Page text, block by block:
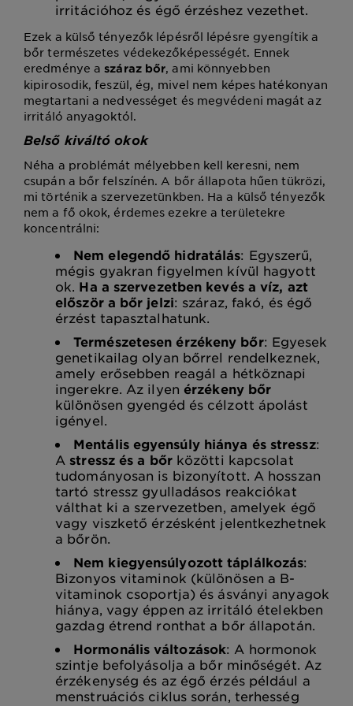
irritációhoz és égő érzéshez vezethet.
Ezek a külső tényezők lépésről lépésre gyengítik a
bőr természetes védekezőképességét. Ennek
eredménye aszáraz bőr, ami könnyebben
kipirosodik, feszül, ég, mivel nem képes hatékonyan
megtartani a nedvességet és megvédeni magát az
irritáló anyagoktól.
Belső kiváltó okok
Néha a problémát mélyebben kell keresni, nem
csupán a bőr felszínén. A bőr állapota hűen tükrözi,
mi történik a szervezetünkben. Ha a külső tényezők
nem a fő okok, érdemes ezekre a területekre
koncentrálni:
Nem elegendő hidratálás: Egyszerű,
mégis gyakran figyelmen kívül hagyott
ok. Ha a szervezetben kevés a víz, azt
először a bőr jelzi: száraz, fakó, és égő
érzést tapasztalhatunk.
Természetesen érzékeny bőr: Egyesek
genetikailag olyan bőrrel rendelkeznek,
amely erősebben reagál a hétköznapi
ingerekre. Az ilyen érzékeny bőr
különösen gyengéd és célzott ápolást
igényel.
Mentális egyensúly hiánya és stressz:
A stressz és a bőrközötti kapcsolat
tudományosan is bizonyított. A hosszan
tartó stressz gyulladásos reakciókat
válthat ki a szervezetben, amelyek égő
vagy viszkető érzésként jelentkezhetnek
a bőrön.
Nem kiegyensúlyozott táplálkozás:
Bizonyos vitaminok (különösen a B-
vitaminok csoportja) és ásványi anyagok
hiánya, vagy éppen az irritáló ételekben
gazdag étrend ronthat a bőr állapotán.
Hormonális változások: A hormonok
szintje befolyásolja a bőr minőségét. Az
érzékenység és az égő érzés például a
menstruációs ciklus során, terhesség